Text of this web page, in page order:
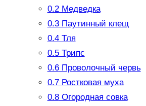
0.2Медведка
0.3Паутинный клещ
0.4Тля
0.5Трипс
0.6Проволочный червь
0.7Ростковая муха
0.8Огородная совка